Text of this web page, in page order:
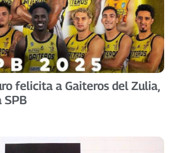
felicita a Gaiteros del Zulia,
SPB